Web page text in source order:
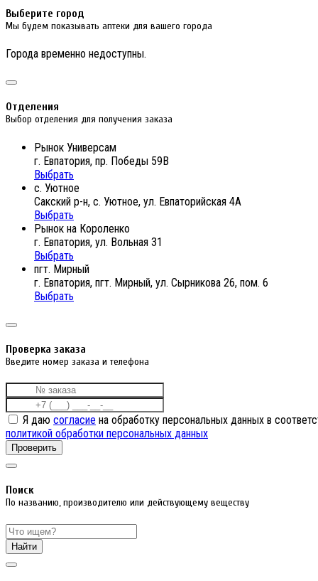
Выберите город
Мы будем показывать аптеки для вашего города
Города временно недоступны.
Отделения
Выбор отделения для получения заказа
Рынок Универсам
г. Евпатория, пр. Победы 59В
Выбрать
с. Уютное
Сакский р-н, с. Уютное, ул. Евпаторийская 4А
Выбрать
Рынок на Короленко
г. Евпатория, ул. Вольная 31
Выбрать
пгт. Мирный
г. Евпатория, пгт. Мирный, ул. Сырникова 26, пом. 6
Выбрать
Проверка заказа
Введите номер заказа и телефона
Я даю согласие на обработку персональных данных в
политикой обработки персональных данных
Проверить
Поиск
По названию, производителю или действующему веществу
Найти